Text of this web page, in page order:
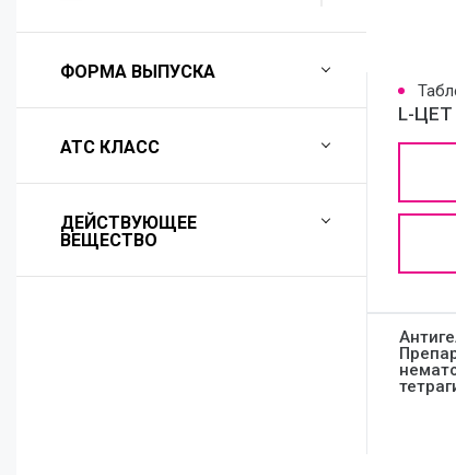
Педиатрия
Неврология
Травматология
Терапия
ФОРМА ВЫПУСКА
АТС КЛАСС
ДЕЙСТВУЮЩЕЕ
ВЕЩЕСТВО
L-ЦЕТ